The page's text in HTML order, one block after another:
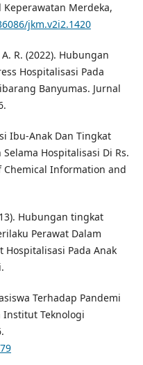
Keperawatan Merdeka,
jkm.v2i2.1420
R. (2022). Hubungan
Hospitalisasi Pada
Banyumas. Jurnal
Ibu-Anak Dan Tingkat
Hospitalisasi Di Rs.
Chemical Information and
Hubungan tingkat
Perawat Dalam
Hospitalisasi Pada Anak
Terhadap Pandemi
Institut Teknologi